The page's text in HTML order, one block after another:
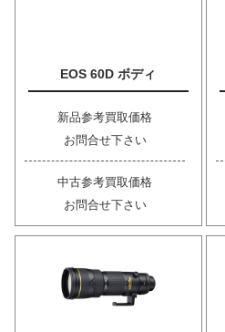
EOS 60D ボディ
新品参考買取価格
お問合せ下さい
中古参考買取価格
お問合せ下さい